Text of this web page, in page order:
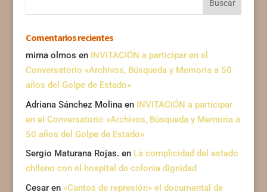
Comentarios recientes
mirna olmos en INVITACIÓN a participar en el
Conversatorio «Archivos, Búsqueda y Memoria a 50
años del Golpe de Estado»
Adriana Sánchez Molinaen INVITACIÓN a participar
en el Conversatorio «Archivos, Búsqueda y Memoria a
50 años del Golpe de Estado»
Sergio Maturana Rojas. en La complicidad del estado
chileno con el hospital de colonia dignidad
Cesaren «Cantos de represión» el documental de